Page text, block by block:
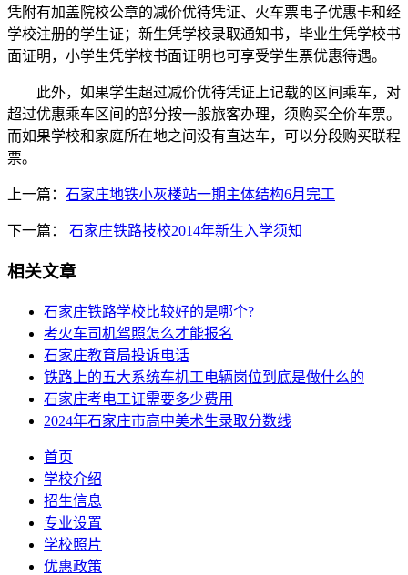
凭附有加盖院校公章的减价优待凭证、火车票电子优惠卡和经
学校注册的学生证；新生凭学校录取通知书，毕业生凭学校书
面证明，小学生凭学校书面证明也可享受学生票优惠待遇。
此外，如果学生超过减价优待凭证上记载的区间乘车，对
超过优惠乘车区间的部分按一般旅客办理，须购买全价车票。
而如果学校和家庭所在地之间没有直达车，可以分段购买联程
票。
上一篇： 石家庄地铁小灰楼站一期主体结构6月完工
下一篇： 石家庄铁路技校2014年新生入学须知
相关文章
石家庄铁路学校比较好的是哪个?
考火车司机驾照怎么才能报名
石家庄教育局投诉电话
铁路上的五大系统车机工电辆岗位到底是做什么的
石家庄考电工证需要多少费用
2024年石家庄市高中美术生录取分数线
首页
学校介绍
招生信息
专业设置
学校照片
优惠政策